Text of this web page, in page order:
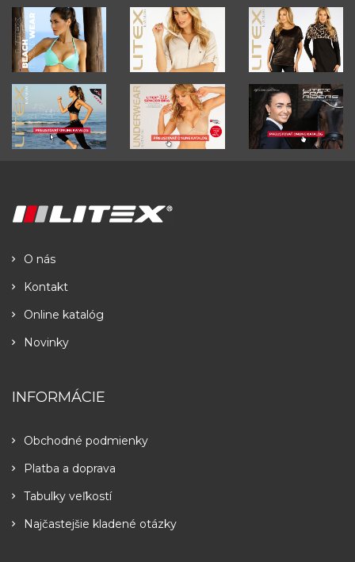
O nás
Kontakt
Online katalóg
Novinky
INFORMÁCIE
Obchodné podmienky
Platba a doprava
Tabulky veľkostí
Najčastejšie kladené otázky